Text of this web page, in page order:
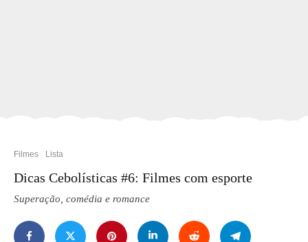
Filmes Lista
Dicas Cebolísticas #6: Filmes com esporte
Superação, comédia e romance